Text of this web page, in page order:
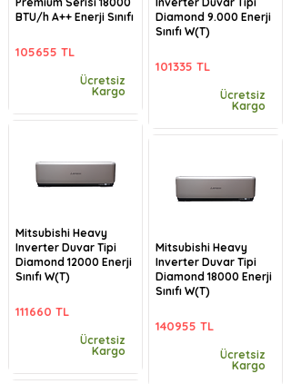
BTU/h A++ Enerji Sınıfı
105655 TL
Ücretsiz
Kargo
Mitsubishi Heavy
Inverter Duvar Tipi
Diamond 12000 Enerji
Sınıfı W(T)
111660 TL
Ücretsiz
Kargo
Diamond 9.000 Enerji
Sınıfı W(T)
101335 TL
Ücretsiz
Kargo
Mitsubishi Heavy
Inverter Duvar Tipi
Diamond 18000 Enerji
Sınıfı W(T)
140955 TL
Ücretsiz
Kargo